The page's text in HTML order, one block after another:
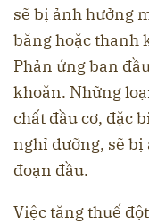
sẽ bị ảnh hưởng
băng hoặc thanh
Phản ứng ban
khoăn. Những
chất đầu cơ, đặc
nghỉ dưỡng, sẽ
đoạn đầu.
Việc tăng thuế